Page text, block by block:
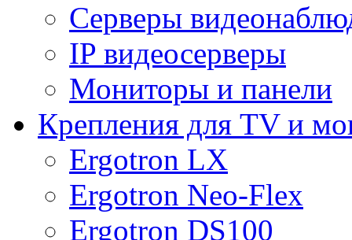
Серверы
IP видеосерверы
Мониторы и панели
Крепления для TV и
Ergotron LX
Ergotron Neo-Flex
Ergotron DS100